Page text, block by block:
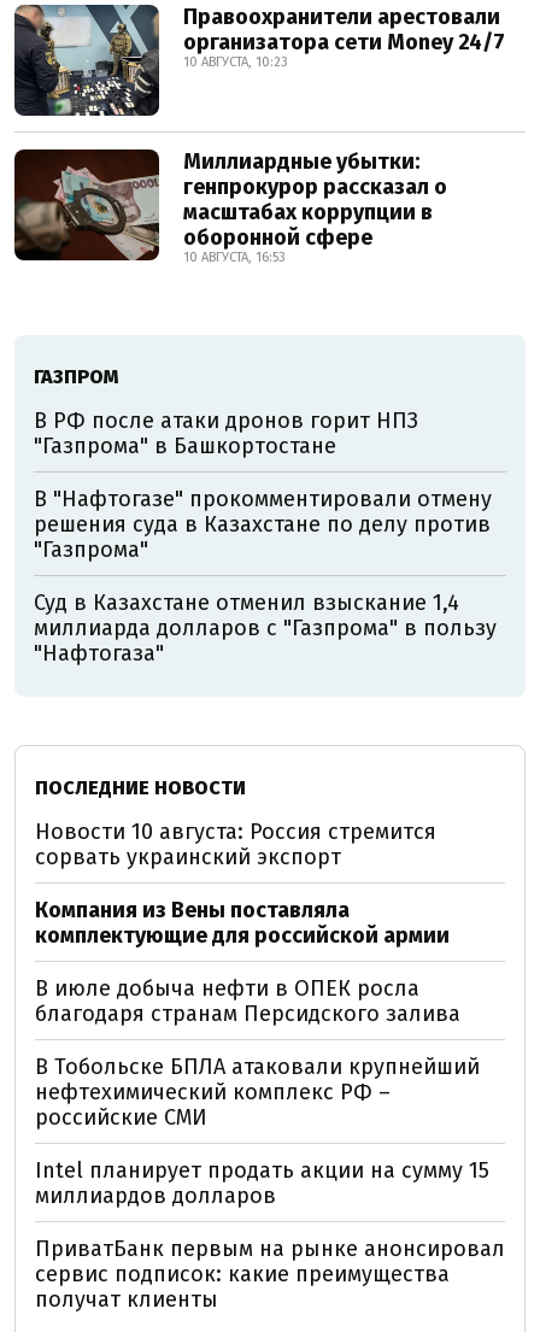
Правоохранители арестовали
организатора сети Money 24/7
10 АВГУСТА, 10:23
Миллиардные убытки:
генпрокурор рассказал о
масштабах коррупции в
оборонной сфере
10 АВГУСТА, 16:53
ГАЗПРОМ
В РФ после атаки дронов горит НПЗ
"Газпрома" в Башкортостане
В "Нафтогазе" прокомментировали отмену
решения суда в Казахстане по делу против
"Газпрома"
Суд в Казахстане отменил взыскание 1,4
миллиарда долларов с "Газпрома" в пользу
"Нафтогаза"
ПОСЛЕДНИЕ НОВОСТИ
Новости 10 августа: Россия стремится
сорвать украинский экспорт
Компания из Вены поставляла
комплектующие для российской армии
В июле добыча нефти в ОПЕК росла
благодаря странам Персидского залива
В Тобольске БПЛА атаковали крупнейший
нефтехимический комплекс РФ –
российские СМИ
Intel планирует продать акции на сумму 15
миллиардов долларов
ПриватБанк первым на рынке анонсировал
сервис подписок: какие преимущества
получат клиенты